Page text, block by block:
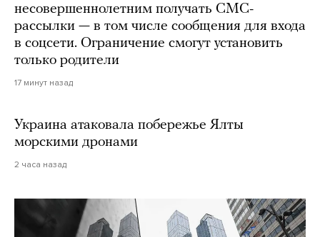
несовершеннолетним получать СМС-
рассылки — в том числе сообщения для входа
в соцсети. Ограничение смогут установить
только родители
17 минут назад
Украина атаковала побережье Ялты
морскими дронами
2 часа назад